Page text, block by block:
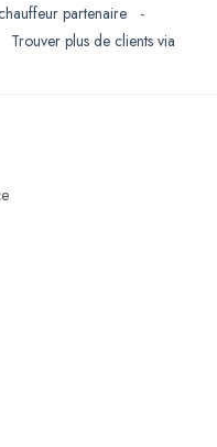
partenaire
-
Trouver plus de clients via